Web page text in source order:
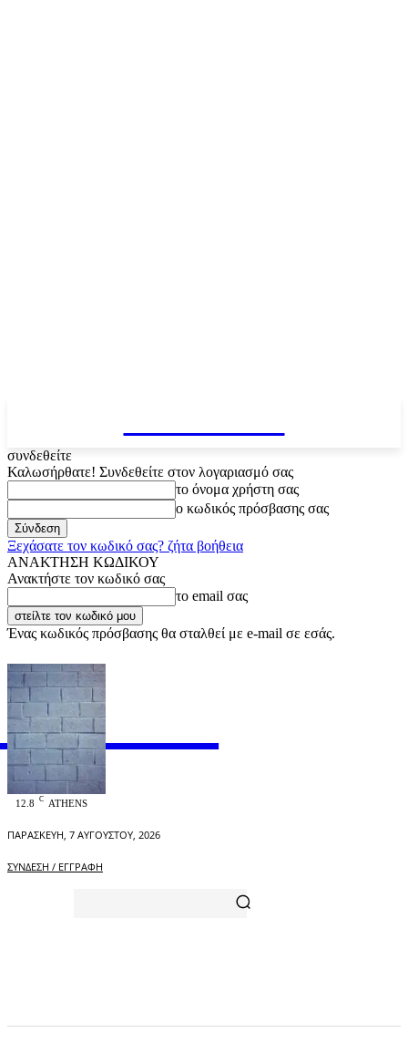
συνδεθείτε
Καλωσήρθατε! Συνδεθείτε στον λογαριασμό σας
το όνομα χρήστη σας
ο κωδικός πρόσβασης σας
Ξεχάσατε τον κωδικό σας? ζήτα βοήθεια
ΑΝΑΚΤΗΣΗ ΚΩΔΙΚΟΥ
Ανακτήστε τον κωδικό σας
το email σας
Ένας κωδικός πρόσβασης θα σταλθεί με e-mail σε εσάς.
OFFICIAL
12.8 C ATHENS
ΠΑΡΑΣΚΕΥΉ, 7 ΑΥΓΟΎΣΤΟΥ, 2026
ΣΎΝΔΕΣΗ / ΕΓΓΡΑΦΉ